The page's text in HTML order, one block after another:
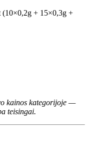
+ 15×0,3g +
kainos kategorijoje —
teisingai.